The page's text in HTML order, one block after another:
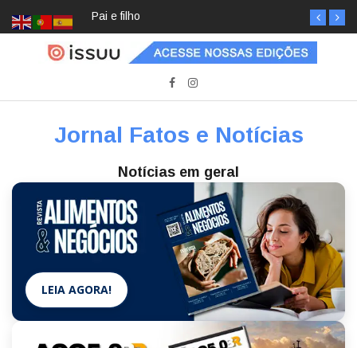
Pai e filho
Jornal Fatos e Notícias
Notícias em geral
LEIA AGORA!